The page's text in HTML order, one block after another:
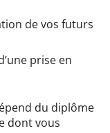
de vos futurs
prise en
du diplôme
dont vous